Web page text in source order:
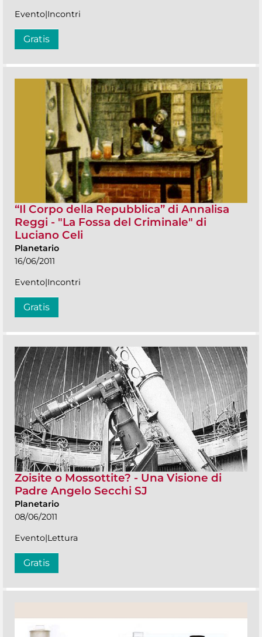
Evento|Incontri
Gratis
“Il Corpo della Repubblica” di Annalisa
Reggi - "La Fossa del Criminale" di
Luciano Celi
Planetario
16/06/2011
Evento|Incontri
Gratis
Zoisite o Mossottite? - Una Visione di
Padre Angelo Secchi SJ
Planetario
08/06/2011
Evento|Lettura
Gratis